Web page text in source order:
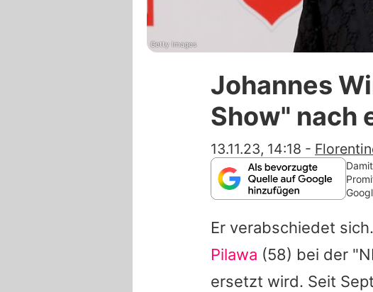
Getty Images
Johannes
Show" nach
13.11.23, 14:18 -
Er verabschiedet
Pilawa (58) bei der
ersetzt wird. Seit